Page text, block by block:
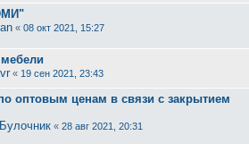
« 08 окт 2021, 15:27
« 19 сен 2021, 23:43
оптовым ценам в связи с закрытием
« 28 авг 2021, 20:31